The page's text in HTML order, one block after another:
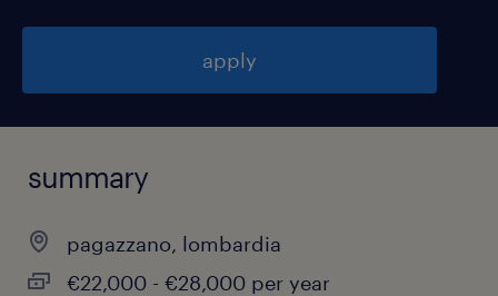
apply
summary
pagazzano, lombardia
€22,000 - €28,000 per year